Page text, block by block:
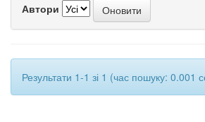
Автори
Результати 1-1 зі 1 (час пошуку: 0.001